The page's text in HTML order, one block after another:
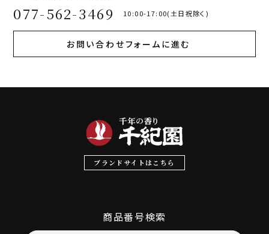
077-562-3469 10:00-17:00(土日祝除く)
お問い合わせフォームに進む
ブランドサイトはこちら
商品番号検索